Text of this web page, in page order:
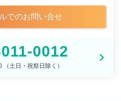
でのお問い合せ
0012
土日・祝祭日除く）